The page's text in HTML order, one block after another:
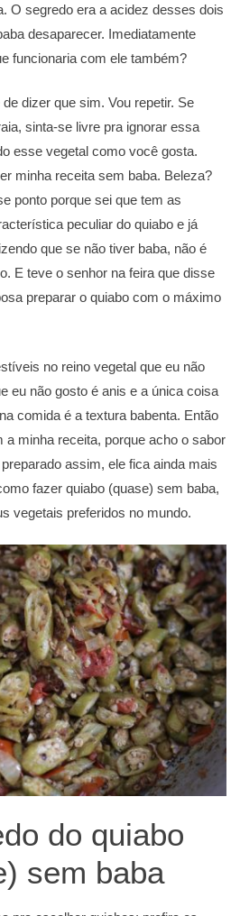
O segredo era a acidez desses dois
desaparecer. Imediatamente
funcionaria com ele também?
dizer que sim. Vou repetir. Se
sinta-se livre pra ignorar essa
esse vegetal como você gosta.
minha receita sem baba. Beleza?
ponto porque sei que tem as
peculiar do quiabo e já
que se não tiver baba, não é
E teve o senhor na feira que disse
preparar o quiabo com o máximo
no reino vegetal que eu não
eu não gosto é anis e a única coisa
comida é a textura babenta. Então
a minha receita, porque acho o sabor
assim, ele fica ainda mais
fazer quiabo (quase) sem baba,
vegetais preferidos no mundo.
do quiabo
sem baba